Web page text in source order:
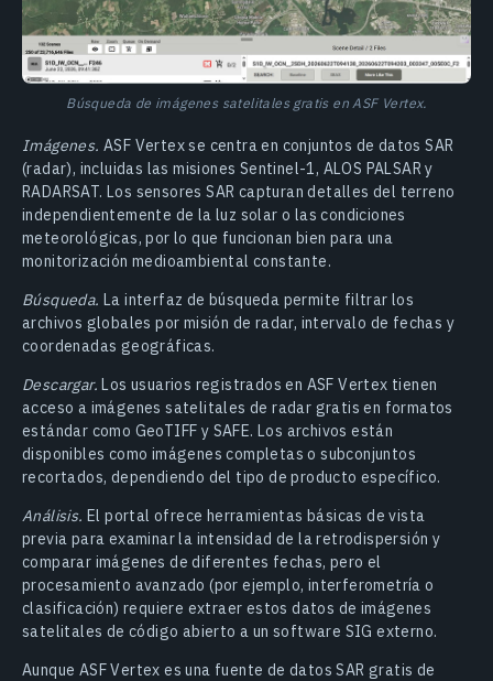
Búsqueda de imágenes satelitales gratis en ASF Vertex.
Imágenes. ASF Vertex se centra en conjuntos de datos SAR
(radar), incluidas las misiones Sentinel-1, ALOS PALSAR y
RADARSAT. Los sensores SAR capturan detalles del terreno
independientemente de la luz solar o las condiciones
meteorológicas, por lo que funcionan bien para una
monitorización medioambiental constante.
Búsqueda. La interfaz de búsqueda permite filtrar los
archivos globales por misión de radar, intervalo de fechas y
coordenadas geográficas.
Descargar. Los usuarios registrados en ASF Vertex tienen
acceso a imágenes satelitales de radar gratis en formatos
estándar como GeoTIFF y SAFE. Los archivos están
disponibles como imágenes completas o subconjuntos
recortados, dependiendo del tipo de producto específico.
Análisis. El portal ofrece herramientas básicas de vista
previa para examinar la intensidad de la retrodispersión y
comparar imágenes de diferentes fechas, pero el
procesamiento avanzado (por ejemplo, interferometría o
clasificación) requiere extraer estos datos de imágenes
satelitales de código abierto a un software SIG externo.
Aunque ASF Vertex es una fuente de datos SAR gratis de